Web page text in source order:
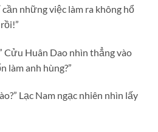
những việc làm ra không hổ
Huân Dao nhìn thẳng vào
làm anh hùng?”
Lạc Nam ngạc nhiên nhìn lấy